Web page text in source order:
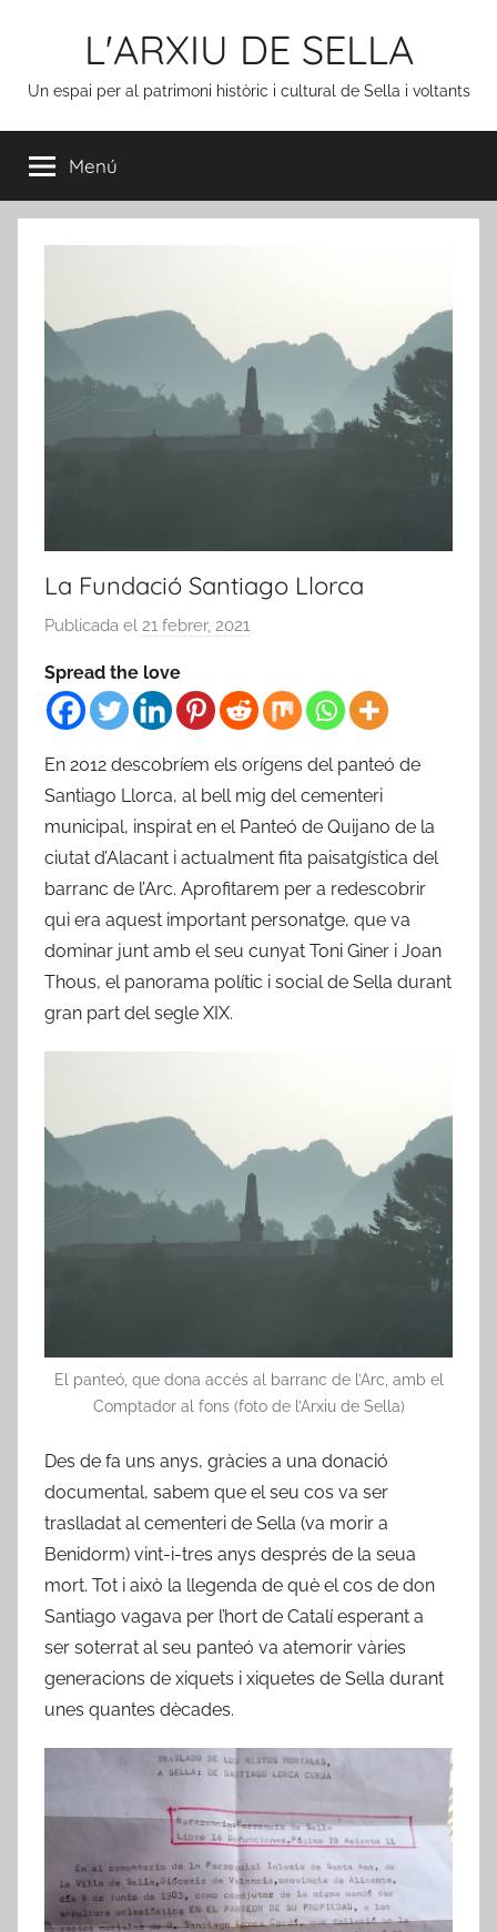
L'ARXIU DE SELLA
Un espai per al patrimoni històric i cultural de Sella i voltants
Menú
La Fundació Santiago Llorca
Publicada el 21 febrer, 2021
a
x
i
v
e
r
Spread the love
En 2012 descobríem els orígens del panteó de
Santiago Llorca, al bell mig del cementeri
municipal, inspirat en el Panteó de Quijano de la
ciutat d’Alacant i actualment fita paisatgística del
barranc de l’Arc. Aprofitarem per a redescobrir
qui era aquest important personatge, que va
dominar junt amb el seu cunyat Toni Giner i Joan
Thous, el panorama polític i social de Sella durant
gran part del segle XIX.
El panteó, que dona accés al barranc de l’Arc, amb el
Comptador al fons (foto de l’Arxiu de Sella)
Des de fa uns anys, gràcies a una donació
documental, sabem que el seu cos va ser
traslladat al cementeri de Sella (va morir a
Benidorm) vint-i-tres anys després de la seua
mort. Tot i això la llegenda de què el cos de don
Santiago vagava per l’hort de Catalí esperant a
ser soterrat al seu panteó va atemorir vàries
generacions de xiquets i xiquetes de Sella durant
unes quantes dècades.